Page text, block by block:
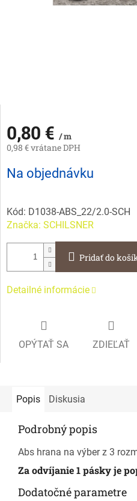
0,80 € / m
0,98 € vrátane DPH
Jednotková
cena:
Na objednávku
Kód: D1038-ABS_22/2.0-SCH
Značka: SCHILSNER
Pridať do
Detailné informácie
OPÝTAŤ SA ZDIEĽAŤ
Popis Diskusia
Podrobný popis
Abs hrana na výber z 3
Za odvíjanie 1 pásky je
Dodatočné parametre